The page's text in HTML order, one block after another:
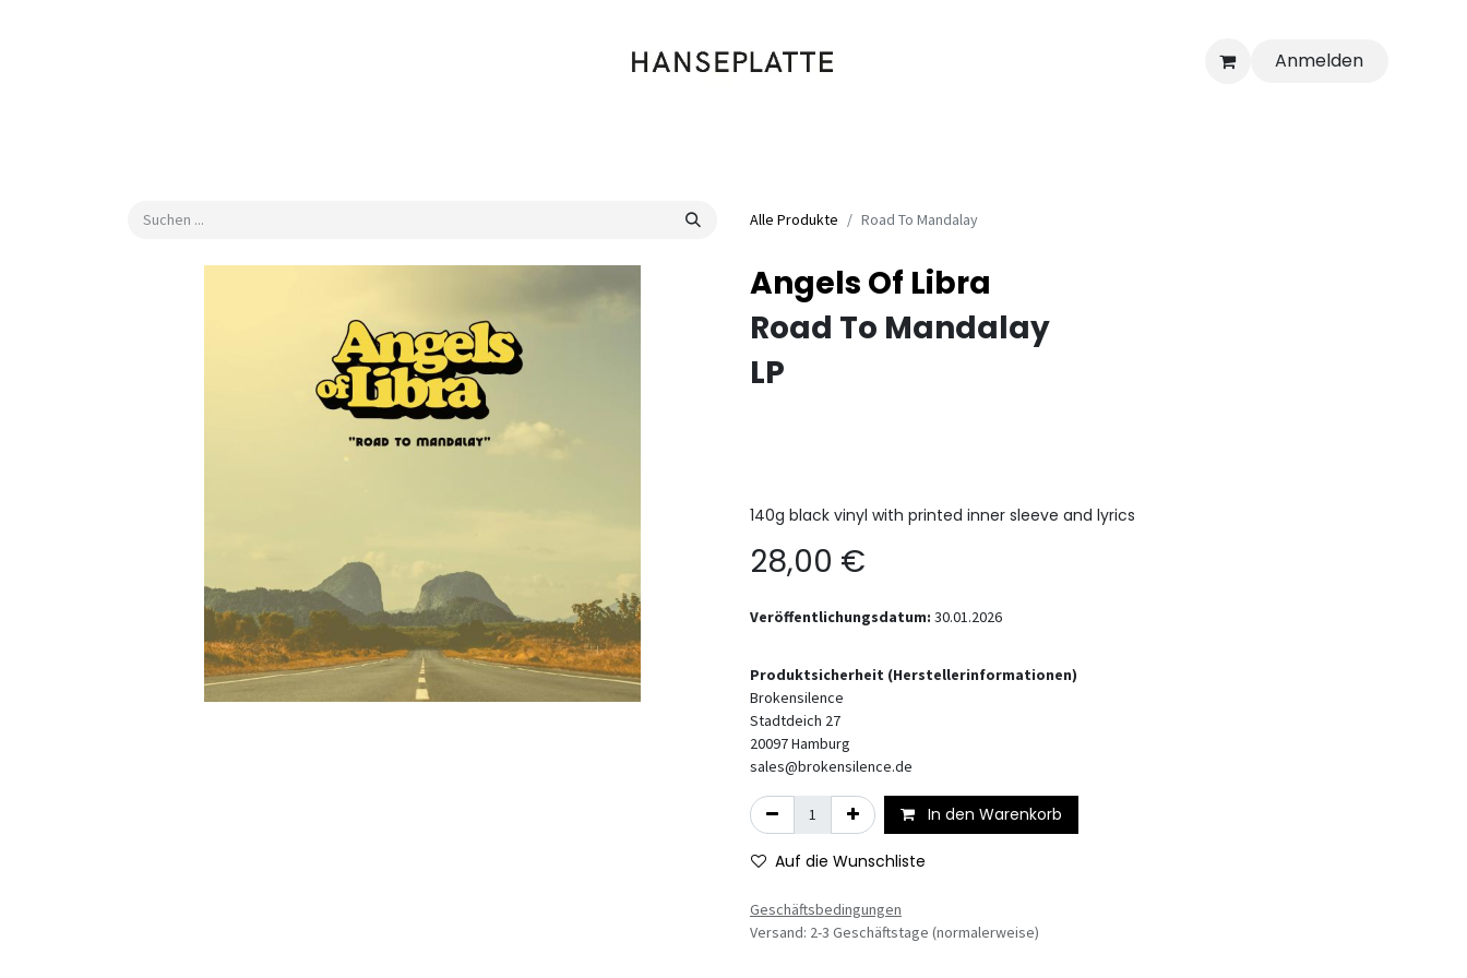
Anmelden
Alle Produkte Road To Mandalay
Angels Of Libra
Road To Mandalay
LP
140g black vinyl with printed inner sleeve and lyrics
28,00 €
Veröffentlichungsdatum: 30.01.2026
Produktsicherheit (Herstellerinformationen)
Brokensilence
Stadtdeich 27
20097Hamburg
sales@brokensilence.de
In den Warenkorb
Auf die Wunschliste
Geschäftsbedingungen
Versand: 2-3 Geschäftstage (normalerweise)